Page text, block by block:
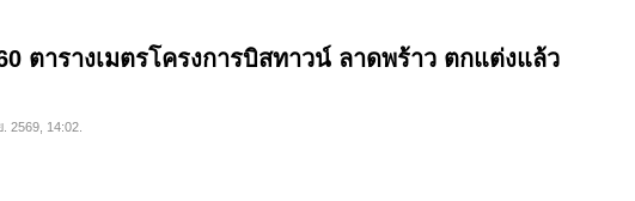
ตารางเมตรโครงการบิสทาวน์ ลาดพร้าว ตกแต่งแล้ว
2569, 14:02.